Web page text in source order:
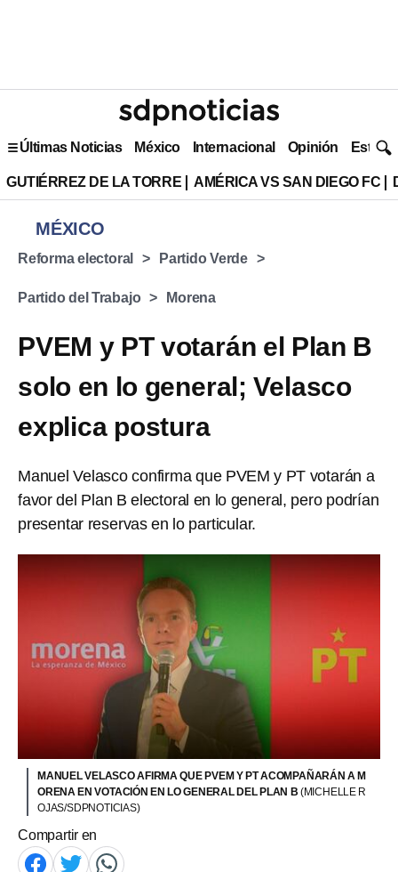
Últimas Noticias México Internacional Opinión Estilo
GUTIÉRREZ DE LA TORRE AMÉRICA VS SAN DIEGO FC
MÉXICO
Reforma electoral Partido Verde
Partido del Trabajo Morena
PVEM y PT votarán el Plan B
solo en lo general; Velasco
explica postura
Manuel Velasco confirma que PVEM y PT votarán a
favor del Plan B electoral en lo general, pero podrían
presentar reservas en lo particular.
MANUEL VELASCO AFIRMA QUE PVEM Y PT ACOMPAÑARÁN A M
ORENA EN VOTACIÓN EN LO GENERAL DEL PLAN B (MICHELLE R
OJAS/SDPNOTICIAS)
Compartir en